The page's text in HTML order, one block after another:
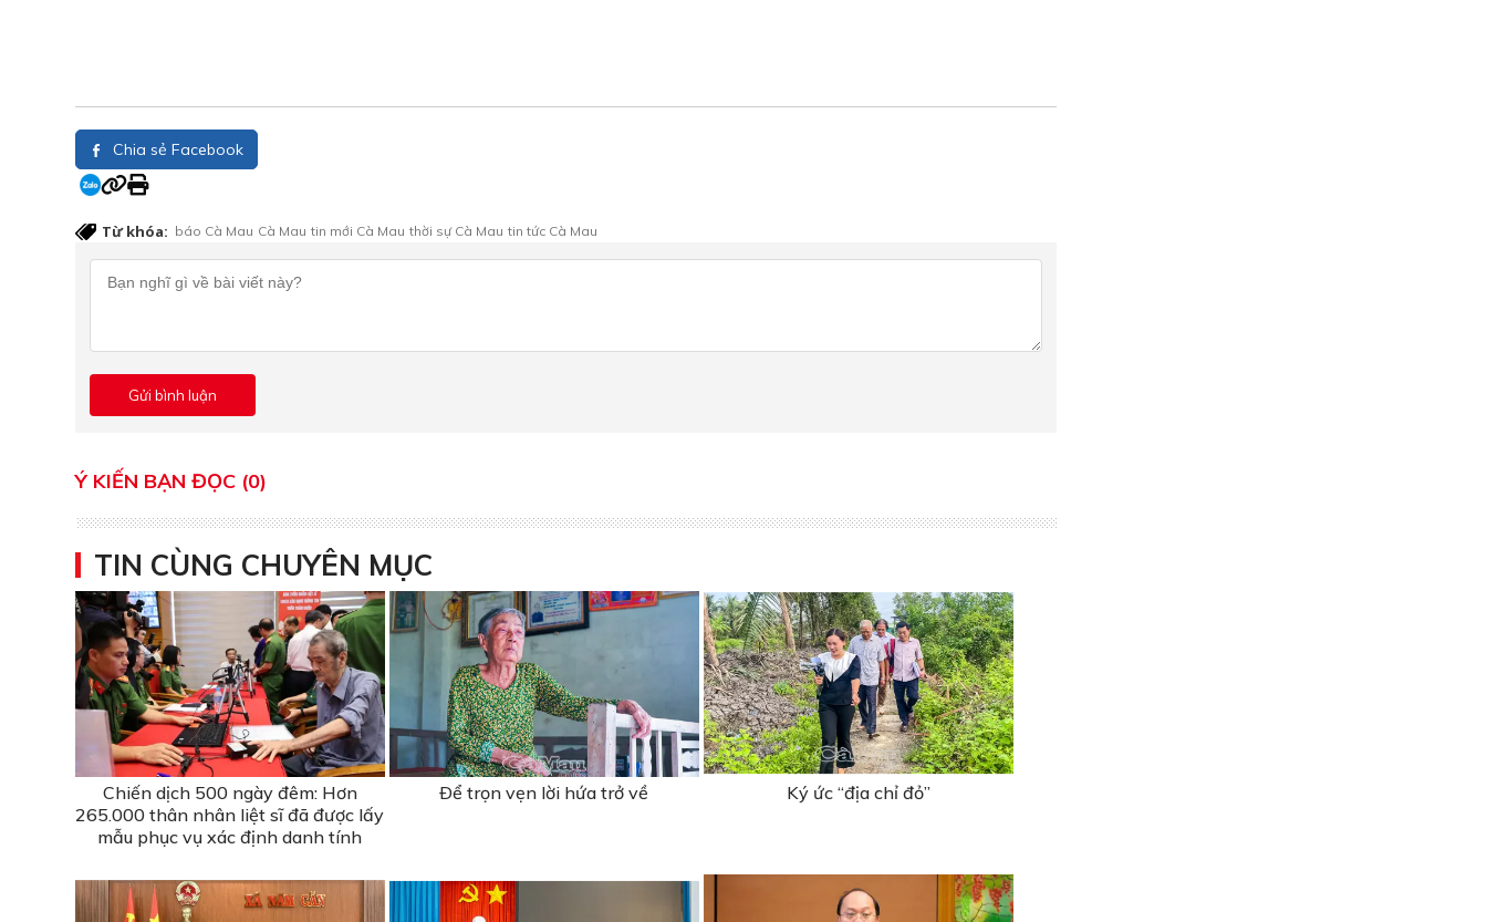
Chia sẻ Facebook
Từ khóa: báo Cà Mau Cà Mau tin mới Cà Mau thời sự Cà Mau tin tức Cà Mau
Ý KIẾN BẠN ĐỌC (0)
TIN CÙNG CHUYÊN MỤC
Chiến dịch 500 ngày đêm: Hơn
265.000 thân nhân liệt sĩ đã được lấy
mẫu phục vụ xác định danh tính
Ðể trọn vẹn lời hứa trở về Ký ức “địa chỉ đỏ”